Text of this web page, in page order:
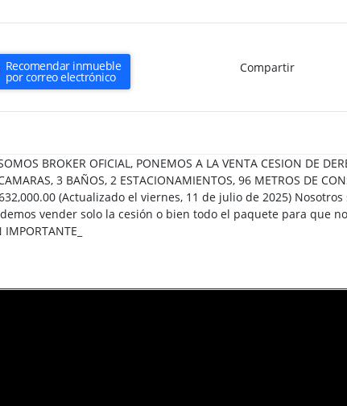
Recomendar inmueble
por correo electrónico
Compartir
BROKER OFICIAL, PONEMOS A LA VENTA CESION DE
3 BAÑOS, 2 ESTACIONAMIENTOS, 96 METROS DE
(Actualizado el viernes, 11 de julio de 2025)
vender solo la cesión o bien todo el paquete para que